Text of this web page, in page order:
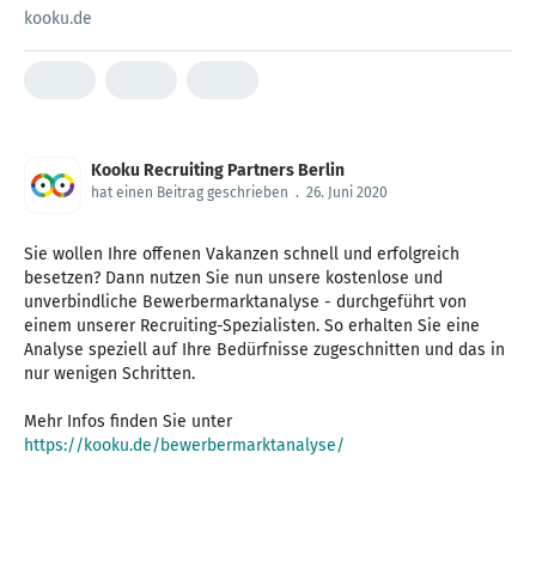
kooku.de
Kooku Recruiting Partners Berlin
hat einen Beitrag geschrieben . 26. Juni 2020
Sie wollen Ihre offenen Vakanzen schnell und erfolgreich
besetzen? Dann nutzen Sie nun unsere kostenlose und
unverbindliche Bewerbermarktanalyse - durchgeführt von
einem unserer Recruiting-Spezialisten. So erhalten Sie eine
Analyse speziell auf Ihre Bedürfnisse zugeschnitten und das in
nur wenigen Schritten.
Mehr Infos finden Sie unter
https://kooku.de/bewerbermarktanalyse/